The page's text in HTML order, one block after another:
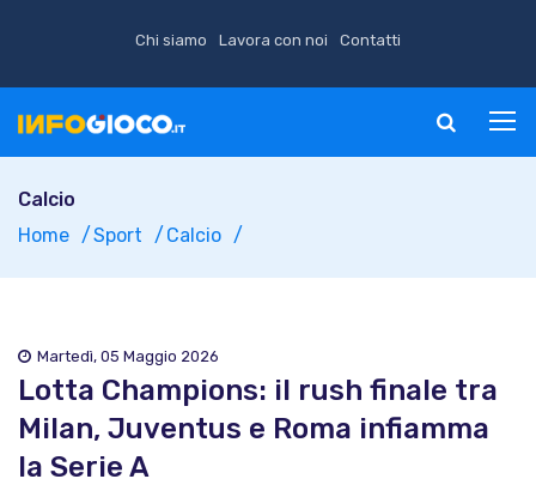
Chi siamo Lavora con noi Contatti
Calcio
Home
Sport Calcio
Martedì, 05 Maggio 2026
Lotta Champions: il rush finale tra
Milan, Juventus e Roma infiamma
la Serie A